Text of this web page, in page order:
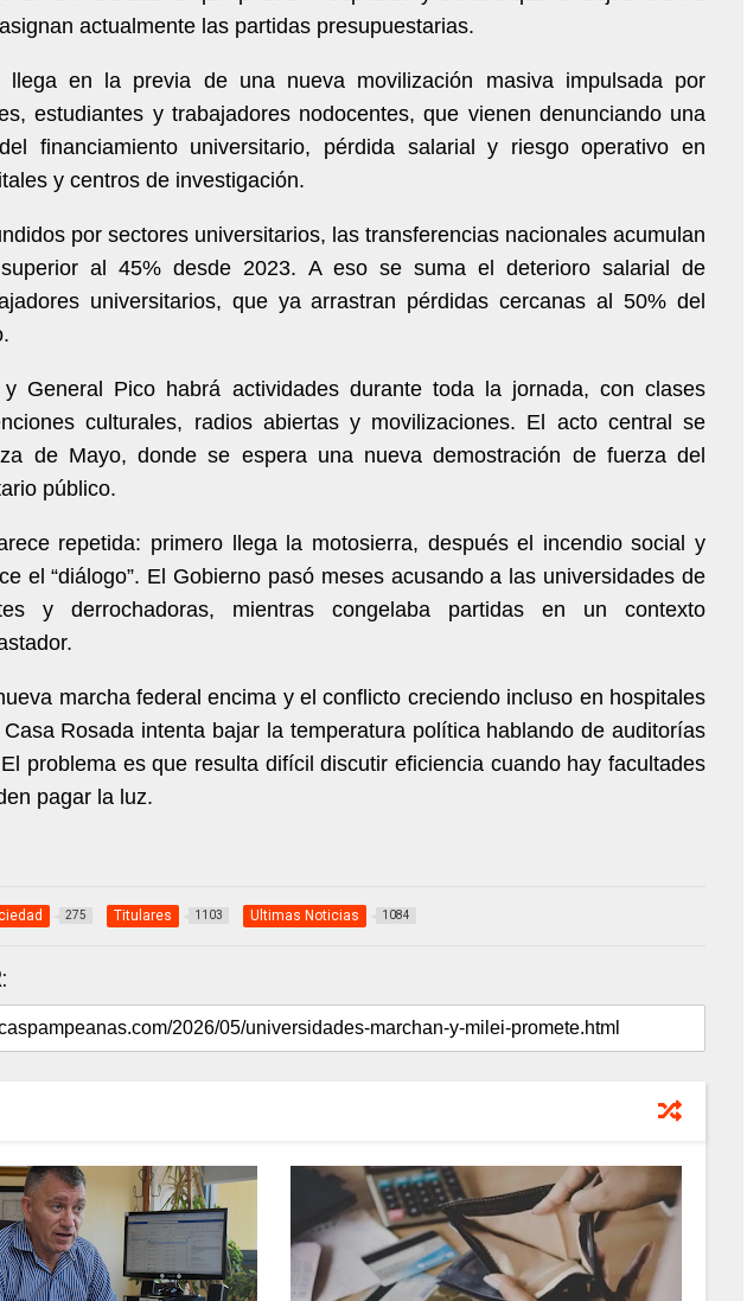
actualmente las partidas presupuestarias.
llega en la previa de una nueva movilización masiva impulsada por
estudiantes y trabajadores nodocentes, que vienen denunciando una
financiamiento universitario, pérdida salarial y riesgo operativo en
y centros de investigación.
por sectores universitarios, las transferencias nacionales acumulan
al 45% desde 2023. A eso se suma el deterioro salarial de
universitarios, que ya arrastran pérdidas cercanas al 50% del
General Pico habrá actividades durante toda la jornada, con clases
culturales, radios abiertas y movilizaciones. El acto central se
de Mayo, donde se espera una nueva demostración de fuerza del
público.
repetida: primero llega la motosierra, después el incendio social y
el “diálogo”. El Gobierno pasó meses acusando a las universidades de
y derrochadoras, mientras congelaba partidas en un contexto
marcha federal encima y el conflicto creciendo incluso en hospitales
Rosada intenta bajar la temperatura política hablando de auditorías
problema es que resulta difícil discutir eficiencia cuando hay facultades
pagar la luz.
275 Titulares 1103 Ultimas Noticias 1084